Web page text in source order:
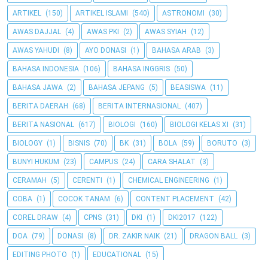
ARTIKEL (150) ARTIKEL ISLAMI (540) ASTRONOMI (30)
AWAS DAJJAL (4) AWAS PKI (2) AWAS SYIAH (12)
AWAS YAHUDI (8) AYO DONASI (1) BAHASA ARAB (3)
BAHASA INDONESIA (106) BAHASA INGGRIS (50)
BAHASA JAWA (2) BAHASA JEPANG (5) BEASISWA (11)
BERITA DAERAH (68) BERITA INTERNASIONAL (407)
BERITA NASIONAL (617) BIOLOGI (160) BIOLOGI KELAS XI (31)
BIOLOGY (1) BISNIS (70) BK (31) BOLA (59) BORUTO (3)
BUNYI HUKUM (23) CAMPUS (24) CARA SHALAT (3)
CERAMAH (5) CERENTI (1) CHEMICAL ENGINEERING (1)
COBA (1) COCOK TANAM (6) CONTENT PLACEMENT (42)
COREL DRAW (4) CPNS (31) DKI (1) DKI2017 (122)
DOA (79) DONASI (8) DR. ZAKIR NAIK (21) DRAGON BALL (3)
EDITING PHOTO (1) EDUCATIONAL (15)